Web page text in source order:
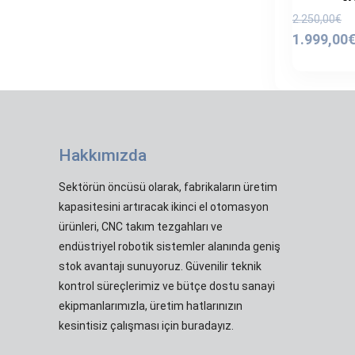
2.250,00€
1.999,00€
Hakkımızda
Sektörün öncüsü olarak, fabrikaların üretim
kapasitesini artıracak ikinci el otomasyon
ürünleri, CNC takım tezgahları ve
endüstriyel robotik sistemler alanında geniş
stok avantajı sunuyoruz. Güvenilir teknik
kontrol süreçlerimiz ve bütçe dostu sanayi
ekipmanlarımızla, üretim hatlarınızın
kesintisiz çalışması için buradayız.